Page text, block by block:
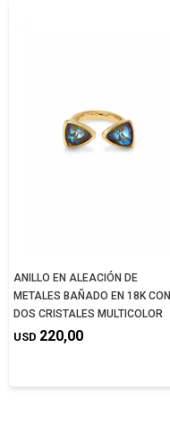
ANILLO EN ALEACIÓN DE
METALES BAÑADO EN 18K CON
DOS CRISTALES MULTICOLOR
USD 220,00